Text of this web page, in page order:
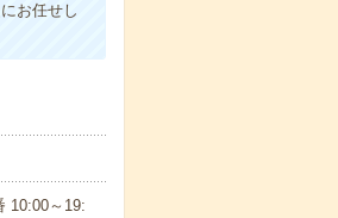
お任せし
10:00～19: